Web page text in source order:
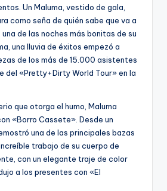
Un Maluma, vestido de gala,
como seña de quién sabe que va a
de las noches más bonitas de su
una lluvia de éxitos empezó a
de los más de 15.000 asistentes
del «Pretty+Dirty World Tour» en la
que otorga el humo, Maluma
«Borro Cassete». Desde un
una de las principales bazas
trabajo de su cuerpo de
con un elegante traje de color
a los presentes con «El